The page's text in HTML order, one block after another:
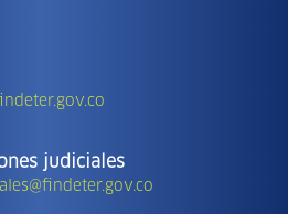
judiciales